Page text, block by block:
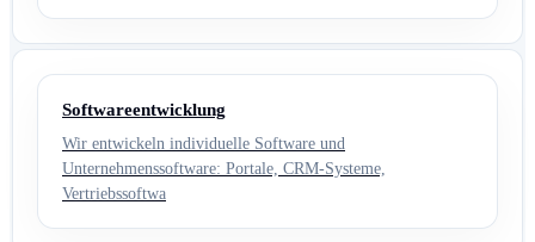
Softwareentwicklung
Wir entwickeln individuelle Software und
Unternehmenssoftware: Portale, CRM-Systeme,
Vertriebssoftwa